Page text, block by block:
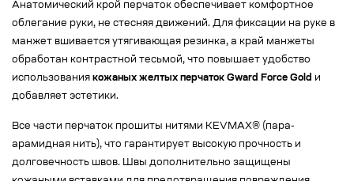
Анатомический крой перчаток обеспечивает комфортное
облегание руки, не стесняя движений. Для фиксации на руке в
манжет вшивается утягивающая резинка, а край манжеты
обработан контрастной тесьмой, что повышает удобство
использования кожаных желтых перчаток Gward Force Gold и
добавляет эстетики.
Все части перчаток прошиты нитями KEVMAX® (пара-
арамидная нить), что гарантирует высокую прочность и
долговечность швов. Швы дополнительно защищены